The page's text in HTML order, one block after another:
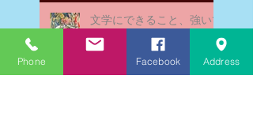
文学にできること、強いて
は国語科にできること
Phone Facebook Address